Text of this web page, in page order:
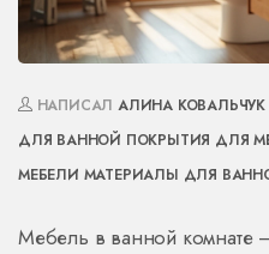
НАПИСАЛАЛИНА КОВАЛЬЧУК
ДЛЯ ВАННОЙ ПОКРЫТИЯ ДЛЯ
МЕБЕЛИ МАТЕРИАЛЫ ДЛЯ
Мебель в ванной комнате